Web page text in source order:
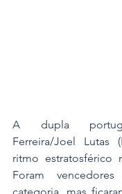
A dupla
Ferreira/Joel Lutas
ritmo estratosférico
Foram